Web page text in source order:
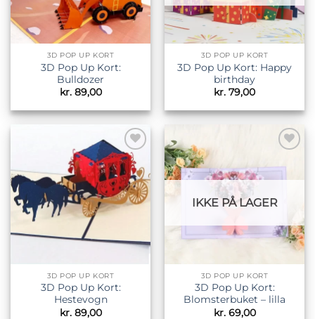
3D POP UP KORT
3D Pop Up Kort:
Bulldozer
kr.89,00
3D POP UP KORT
3D Pop Up Kort: Happy
birthday
kr. 79,00
Tilføj til
ønskeliste
3D POP UP KORT
3D Pop Up Kort:
Hestevogn
kr.89,00
ønskeliste
IKKE PÅ LAGER
3D POP UP KORT
3D Pop Up Kort:
Blomsterbuket – lilla
kr.69,00